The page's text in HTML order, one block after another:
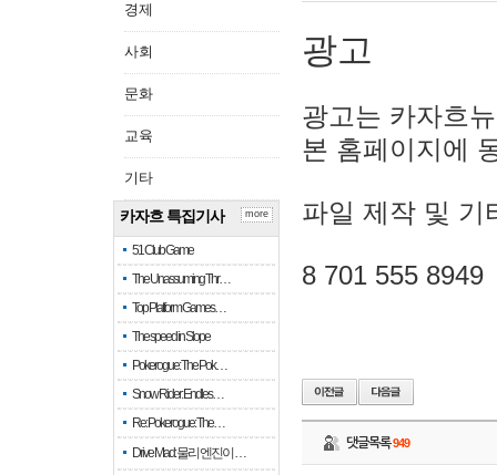
경제
사회
문화
교육
기타
카자흐 특집기사
51 Club Game
The Unassuming Thr…
Top Platform Games…
The speed in Slope
Pokerogue: The Pok…
Snow Rider: Endles…
Re: Pokerogue: The…
Drive Mad: 물리 엔진이 …
more
광고
광고는 카자흐
본 홈페이지에
파일 제작 및 기
8 701 555 8949
댓글목록949